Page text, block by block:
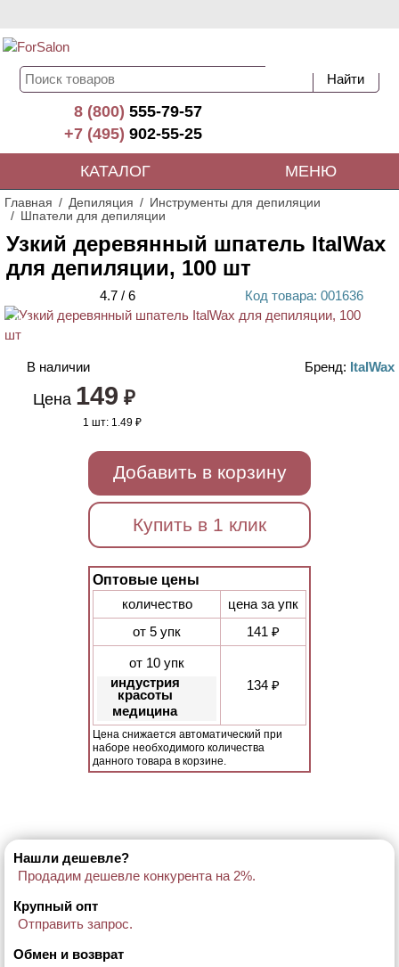
8 (800)555-79-57
+7 (495)902-55-25
КАТАЛОГ МЕНЮ
Главная Депиляция
Инструменты для депиляции
Шпатели для депиляции
Узкий деревянный шпатель ItalWax
для депиляции, 100 шт
4.7 / 6 Код товара: 001636
ХИТ
В наличии Бренд: ItalWax
Цена 149 ₽
1 шт:1.49 ₽
Добавить в корзину
Купить в 1 клик
Оптовые цены
количество
цена за упк
от 5 упк
141 ₽
от 10 упк
индустрия
красоты
медицина
134 ₽
Цена снижается автоматический при
наборе необходимого количества
данного товара в корзине.
Нашли дешевле?
Продадим дешевле конкурента на 2%.
Крупный опт
Отправить запрос.
Обмен и возврат